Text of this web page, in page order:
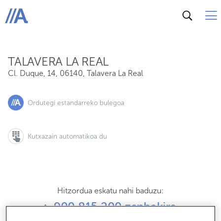
ABANCA
TALAVERA LA REAL
Cl. Duque, 14, 06140, Talavera La Real
Ordutegi estandarreko bulegoa
Kutxazain automatikoa du
Hitzordua eskatu nahi baduzu:
900 815 200 zenbakira
Cl. Duque, 14, 06140, Talavera La Real